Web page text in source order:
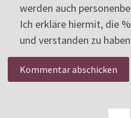
werden auch
Ich erkläre hiermit, die
und verstanden zu